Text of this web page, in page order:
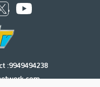
:9949494238